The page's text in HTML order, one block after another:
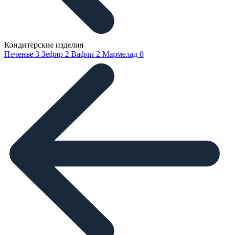
Кондитерские изделия
Печенье 3 Зефир 2 Вафли 2 Мармелад 0